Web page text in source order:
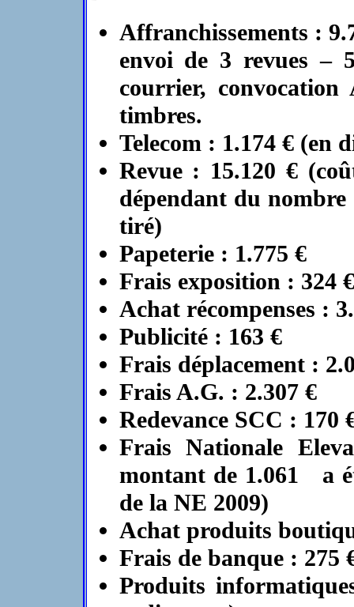
Affranchissements :
envoi de 3 revues –
courrier,
timbres.
Telecom : 1.174 € (en
Revue : 15.120 €
dépendant du nombre
tiré)
Papeterie : 1.775 €
Frais exposition : 324 €
Achat récompenses :
Publicité : 163 €
Frais déplacement :
Frais A.G. : 2.307 €
Redevance SCC : 170
Frais Nationale
montant de 1.061 a
de la NE 2009)
Achat produits
Frais de banque : 275
Produits